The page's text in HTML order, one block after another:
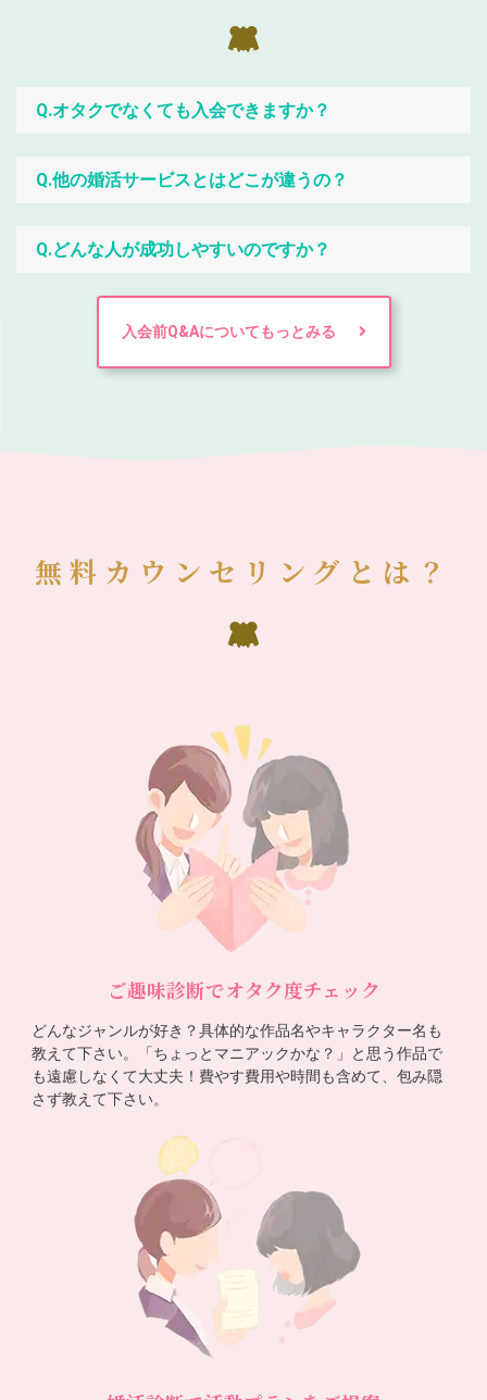
Q.オタクでなくても入会できますか？
Q.他の婚活サービスとはどこが違うの？
Q.どんな人が成功しやすいのですか？
入会前Q&Aについてもっとみる
無料カウンセリングとは？
ご趣味診断でオタク度チェック
どんなジャンルが好き？具体的な作品名やキャラクター名も
教えて下さい。「ちょっとマニアックかな？」と思う作品で
も遠慮しなくて大丈夫！費やす費用や時間も含めて、包み隠
さず教えて下さい。